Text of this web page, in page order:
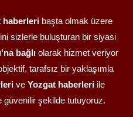
haberleribaşta olmak üzere
sizlerle buluşturan bir siyasi
bağlıolarak hizmet veriyor
tarafsız bir yaklaşımla
ve Yozgat haberleri ile
güvenilir şekilde tutuyoruz.